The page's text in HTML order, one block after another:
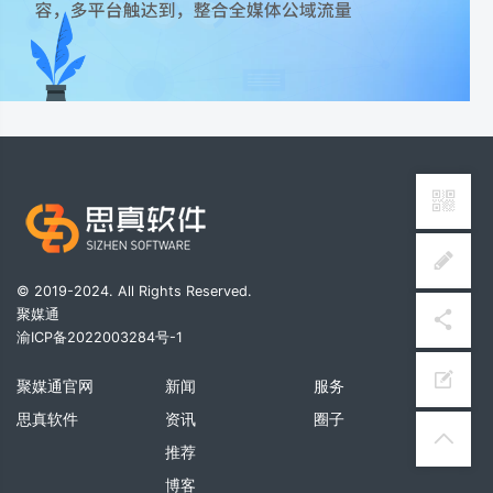
© 2019-2024. All Rights Reserved.
聚媒通
渝ICP备2022003284号-1
聚媒通官网
思真软件
新闻
资讯
推荐
博客
服务
圈子